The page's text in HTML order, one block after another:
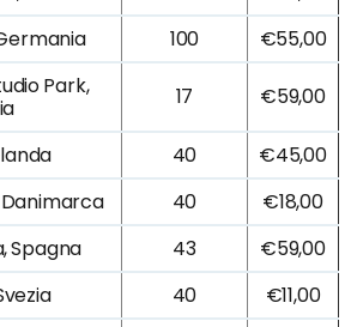
100
€55,00
Park,
17 €59,00
40
€45,00
Danimarca
40
€18,00
Spagna
43
€59,00
40
€11,00